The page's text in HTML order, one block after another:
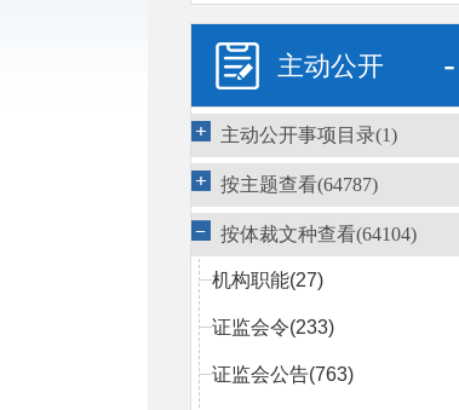
主动公开 -
主动公开事项目录(1)
按主题查看(64787)
按体裁文种查看(64104)
机构职能(27)
证监会令(233)
证监会公告(763)